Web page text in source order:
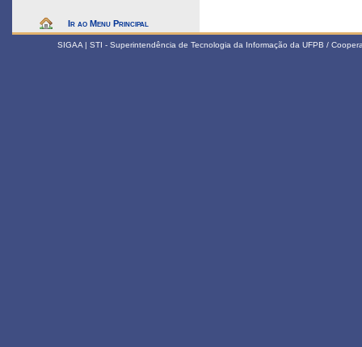
Ir ao Menu Principal
SIGAA | STI - Superintendência de Tecnologia da Informação da UFPB /